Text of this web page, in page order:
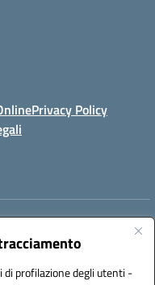
profilazione degli utenti -
Privacy Policy